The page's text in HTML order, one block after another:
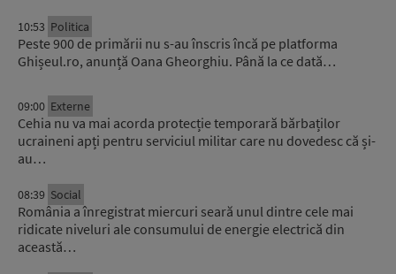
10:53 Politica
Peste 900 de primării nu s-au înscris încă pe platforma
Ghișeul.ro, anunță Oana Gheorghiu. Până la ce dată…
09:00 Externe
Cehia nu va mai acorda protecție temporară bărbaților
ucraineni apți pentru serviciul militar care nu dovedesc că și-
au…
08:39 Social
România a înregistrat miercuri seară unul dintre cele mai
ridicate niveluri ale consumului de energie electrică din
această…